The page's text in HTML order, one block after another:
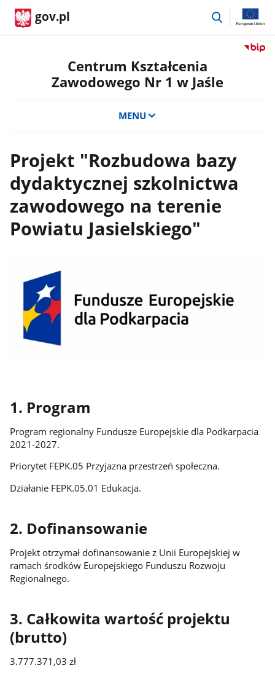
gov.pl
przejdź
Przejdź
Centrum Kształcenia
Zawodowego Nr 1 w Jaśle
MENU
Projekt "Rozbudowa bazy
dydaktycznej szkolnictwa
zawodowego na terenie
Powiatu Jasielskiego"
1. Program
Program regionalny Fundusze Europejskie dla Podkarpacia
2021-2027.
Priorytet FEPK.05 Przyjazna przestrzeń społeczna.
Działanie FEPK.05.01 Edukacja.
2. Dofinansowanie
Projekt otrzymał dofinansowanie z Unii Europejskiej w
ramach środków Europejskiego Funduszu Rozwoju
Regionalnego.
3. Całkowita wartość projektu
(brutto)
3.777.371,03 zł